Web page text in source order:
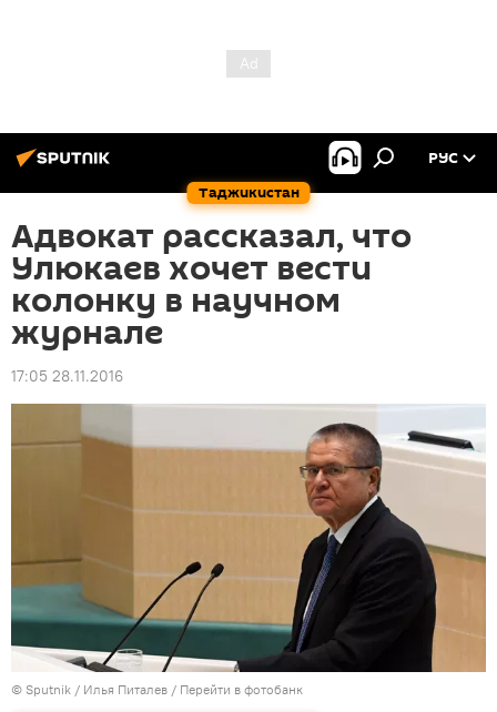
Таджикистан
РУС
Адвокат рассказал, что
Улюкаев хочет вести
колонку в научном
журнале
17:05 28.11.2016
© Sputnik / Илья Питалев / Перейти в фотобанк